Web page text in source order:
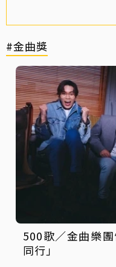
#金曲獎
500歌／金曲樂
同行」